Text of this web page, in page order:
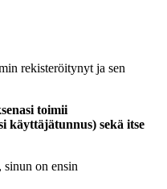
rekisteröitynyt ja sen
toimii
käyttäjätunnus) sekä itse
sinun on ensin